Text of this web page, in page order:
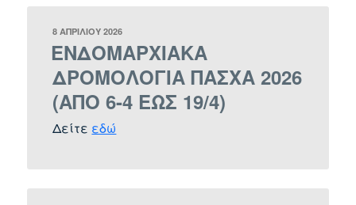
ΔΗΜΟΣΙΕΎΤΗΚΕ
8 ΑΠΡΙΛΊΟΥ 2026
ΕΝΔΟΜΑΡΧΙΑΚΑ
ΔΡΟΜΟΛΟΓΙΑ ΠΑΣΧΑ 2026
(ΑΠΟ 6-4 ΕΩΣ 19/4)
Δείτε εδώ